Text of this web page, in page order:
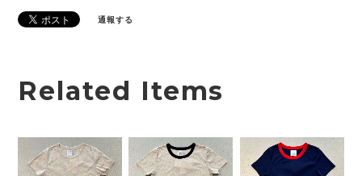
通報する
Related Items